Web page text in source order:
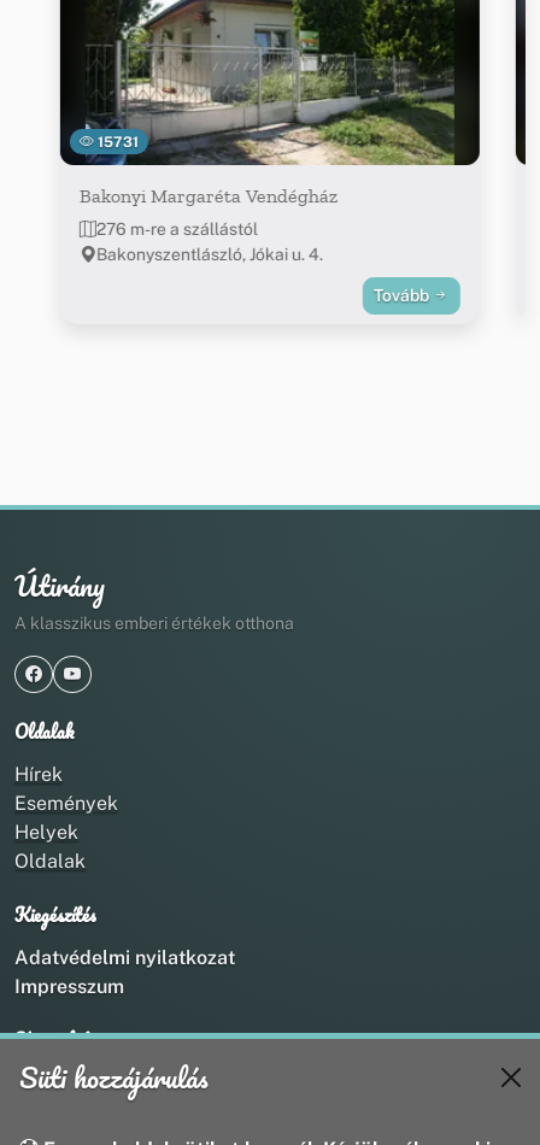
15731
Bakonyi Margaréta Vendégház
276 m-re a szállástól
Bakonyszentlászló, Jókai u. 4.
Tovább
Útirány
A klasszikus emberi értékek otthona
Oldalak
Hírek
Események
Helyek
Oldalak
Kiegészítés
Adatvédelmi nyilatkozat
Impresszum
Kapcsolat
+36 20 211 1888
Süti hozzájárulás